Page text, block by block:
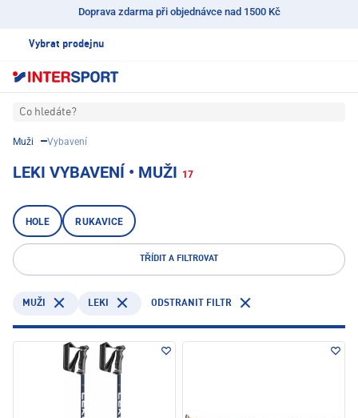
Doprava zdarma při objednávce nad 1500 Kč
Vybrat prodejnu
Co hledáte?
Muži Vybavení
LEKI VYBAVENÍ • MUŽI 17
HOLE RUKAVICE
TŘÍDIT A FILTROVAT
MUŽI LEKI ODSTRANIT FILTR